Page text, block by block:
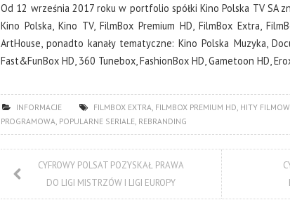
Od 12 września 2017 roku w portfolio spółki Kino Polska TV SA
Kino Polska, Kino TV, FilmBox Premium HD, FilmBox Extra,
ArtHouse, ponadto kanały tematyczne: Kino Polska Muzyka,
Fast&FunBox HD, 360 Tunebox, FashionBox HD, Gametoon HD,
INFORMACJE FILMBOX EXTRA FILMBOX PREMIUM HD HITY
PROGRAMOWA POPULARNE SERIALE REBRANDING
CYFROWY POLSAT POZYSKAŁ PRAWA
DO LIGI MISTRZÓW I LIGI EUROPY